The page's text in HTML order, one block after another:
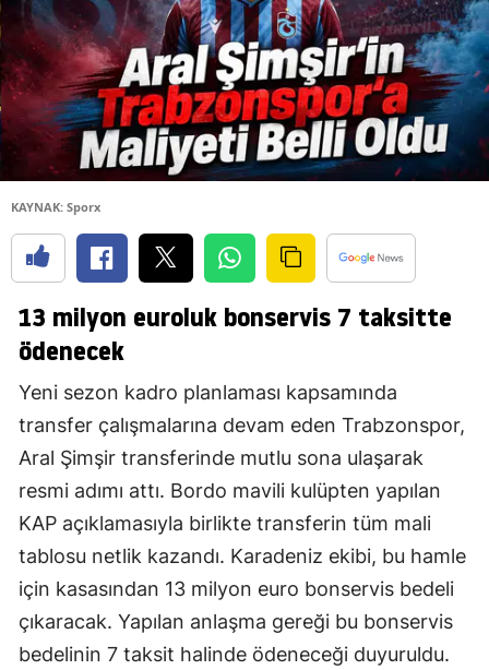
KAYNAK: Sporx
13 milyon euroluk bonservis 7 taksitte
ödenecek
Yeni sezon kadro planlaması kapsamında
transfer çalışmalarına devam eden Trabzonspor,
Aral Şimşir transferinde mutlu sona ulaşarak
resmi adımı attı. Bordo mavili kulüpten yapılan
KAP açıklamasıyla birlikte transferin tüm mali
tablosu netlik kazandı. Karadeniz ekibi, bu hamle
için kasasından 13 milyon euro bonservis bedeli
çıkaracak. Yapılan anlaşma gereği bu bonservis
bedelinin 7 taksit halinde ödeneceği duyuruldu.